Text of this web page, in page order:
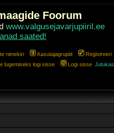
Foorum
www.valgusejavarjupiiril.ee
saated!
nimekiri Kasutajagrupid
Registreeri
lugemiseks logi sisse Logi sisse Jutukas